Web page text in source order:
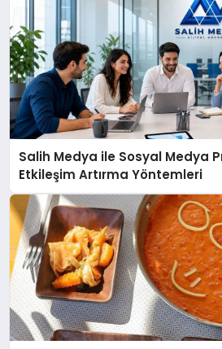
Salih Medya ile Sosyal Medya
Etkileşim Artırma Yöntemleri